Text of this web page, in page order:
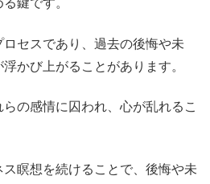
鍵です。
セスであり、過去の後悔や未
かび上がることがあります。
の感情に囚われ、心が乱れるこ
瞑想を続けることで、後悔や未